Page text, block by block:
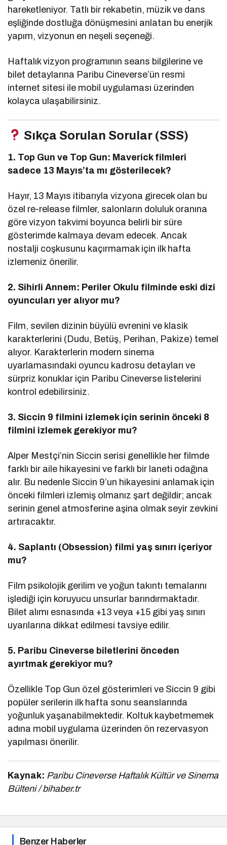
hareketleniyor. Tatlı bir rekabetin, müzik ve dans
eşliğinde dostluğa dönüşmesini anlatan bu enerjik
yapım, vizyonun en neşeli seçeneği.
Haftalık vizyon programının seans bilgilerine ve
bilet detaylarına Paribu Cineverse’ün resmi
internet sitesi ile mobil uygulaması üzerinden
kolayca ulaşabilirsiniz.
Sıkça Sorulan Sorular (SSS)
1. Top Gun ve Top Gun: Maverick filmleri
sadece 13 Mayıs’ta mı gösterilecek?
Hayır, 13 Mayıs itibarıyla vizyona girecek olan bu
özel re-release filmler, salonların doluluk oranına
göre vizyon takvimi boyunca belirli bir süre
gösterimde kalmaya devam edecek. Ancak
nostalji coşkusunu kaçırmamak için ilk hafta
izlemeniz önerilir.
2. Sihirli Annem: Periler Okulu filminde eski dizi
oyuncuları yer alıyor mu?
Film, sevilen dizinin büyülü evrenini ve klasik
karakterlerini (Dudu, Betüş, Perihan, Pakize) temel
alıyor. Karakterlerin modern sinema
uyarlamasındaki oyuncu kadrosu detayları ve
sürpriz konuklar için Paribu Cineverse listelerini
kontrol edebilirsiniz.
3. Siccin 9 filmini izlemek için serinin önceki 8
filmini izlemek gerekiyor mu?
Alper Mestçi’nin Siccin serisi genellikle her filmde
farklı bir aile hikayesini ve farklı bir laneti odağına
alır. Bu nedenle Siccin 9’un hikayesini anlamak için
önceki filmleri izlemiş olmanız şart değildir; ancak
serinin genel atmosferine aşina olmak seyir zevkini
artıracaktır.
4. Saplantı (Obsession) filmi yaş sınırı içeriyor
mu?
Film psikolojik gerilim ve yoğun takıntı temalarını
işlediği için koruyucu unsurlar barındırmaktadır.
Bilet alımı esnasında +13 veya +15 gibi yaş sınırı
uyarılarına dikkat edilmesi tavsiye edilir.
5. Paribu Cineverse biletlerini önceden
ayırtmak gerekiyor mu?
Özellikle Top Gun özel gösterimleri ve Siccin 9 gibi
popüler serilerin ilk hafta sonu seanslarında
yoğunluk yaşanabilmektedir. Koltuk kaybetmemek
adına mobil uygulama üzerinden ön rezervasyon
yapılması önerilir.
Kaynak: Paribu Cineverse Haftalık Kültür ve Sinema
Bülteni / bihaber.tr
Benzer Haberler